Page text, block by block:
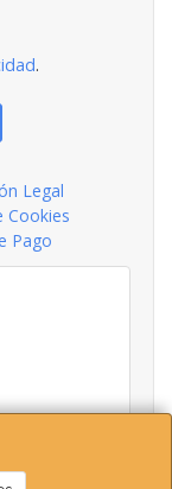
.
Legal
Cookies
Pago